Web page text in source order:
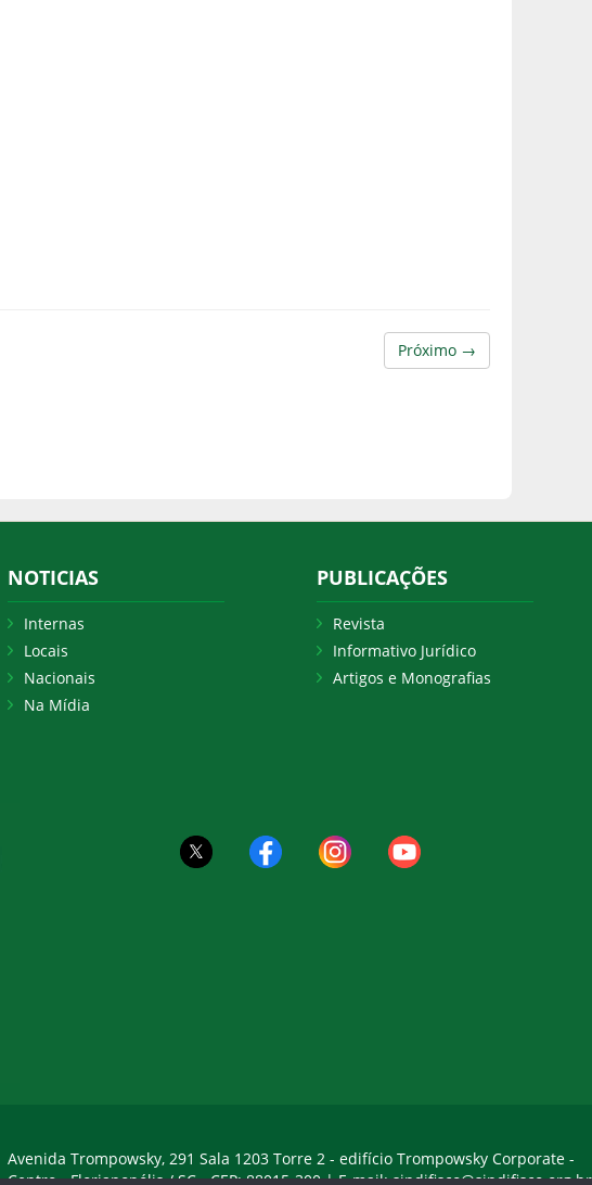
Próximo →
NOTICIAS
Internas
Locais
Nacionais
Na Mídia
PUBLICAÇÕES
Revista
Informativo Jurídico
Artigos e Monografias
Avenida Trompowsky, 291 Sala 1203 Torre 2 - edifício Trompowsky Corporate -
Centro - Florianopólis / SC - CEP: 88015-300 |E-mail:sindifisco@sindifisco.org.br